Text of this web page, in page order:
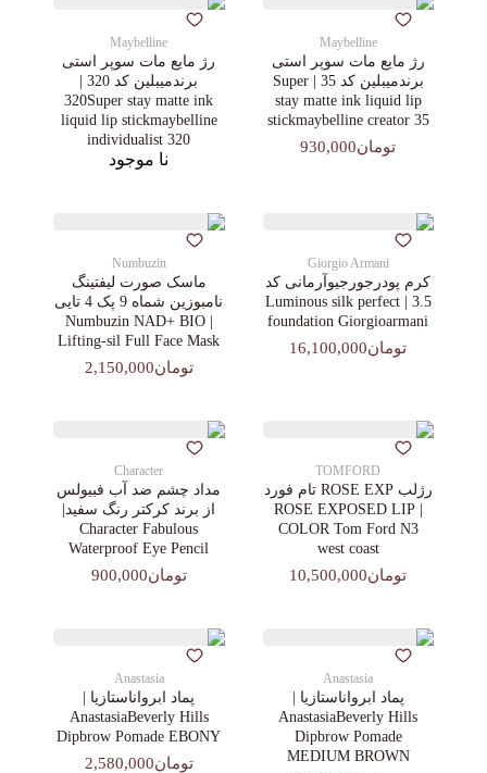
Maybelline
رژ مایع مات سوپر استی‌
برندمیبلین کد 35 | Super
stay matte ink liquid lip
stickmaybelline creator 35
تومان930,000
Maybelline
رژ مایع مات سوپر استی‌
برندمیبلین کد 320 |
320Super stay matte ink
liquid lip stickmaybelline
individualist 320
نا موجود
Giorgio Armani
کرم پودرجورجیوآرمانی کد
3.5 | Luminous silk perfect
foundation Giorgioarmani
تومان16,100,000
Numbuzin
ماسک صورت لیفتینگ
نامبوزین شماه 9 پک 4 تایی
| Numbuzin NAD+ BIO
Lifting-sil Full Face Mask
تومان2,150,000
TOMFORD
رژلب ROSE EXP تام فورد
| ROSE EXPOSED LIP
COLOR Tom Ford N3
west coast
تومان10,500,000
Character
مداد چشم ضد آب فبیولس
از برند کرکتر رنگ سفید|
Character Fabulous
Waterproof Eye Pencil
تومان900,000
Anastasia
پماد ابرواناستازیا |
AnastasiaBeverly Hills
Dipbrow Pomade
MEDIUM BROWN
Anastasia
پماد ابرواناستازیا |
AnastasiaBeverly Hills
Dipbrow Pomade EBONY
تومان2,580,000